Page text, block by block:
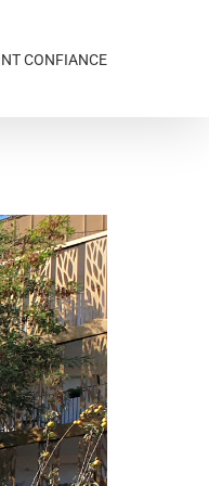
CONFIANCE